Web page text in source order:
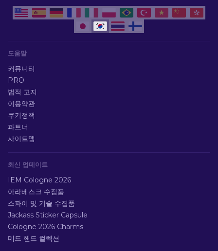
도움말
커뮤니티
PRO
법적 고지
이용약관
쿠키정책
파트너
사이트맵
최신 업데이트
IEM Cologne 2026
아라베스크 수집품
스파이 및 기술 수집품
Jackass Sticker Capsule
Cologne 2026 Charms
데드 핸드 컬렉션